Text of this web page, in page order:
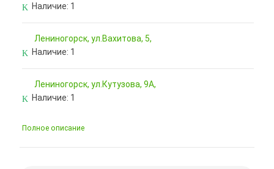
Наличие: 1
Лениногорск, ул.Вахитова, 5,
Наличие: 1
Лениногорск, ул.Кутузова, 9А,
Наличие: 1
Полное описание